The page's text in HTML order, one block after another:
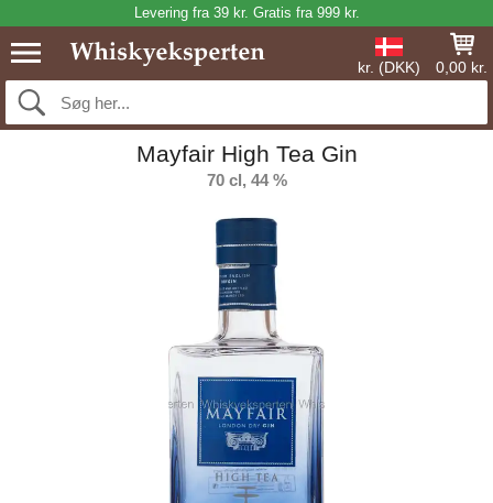
Levering fra 39 kr. Gratis fra 999 kr.
kr. (DKK) 0,00 kr.
Mayfair High Tea Gin
70 cl, 44 %